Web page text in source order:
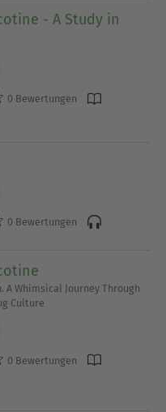
- A Study in
0 Bewertungen
0 Bewertungen
Whimsical Journey Through
Culture
0 Bewertungen